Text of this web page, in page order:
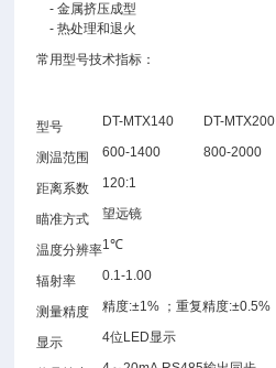
- 金属挤压成型
- 热处理和退火
常用型号技术指标：
型号 DT-MTX140 DT-MTX200
测温范围 600-1400 800-2000
距离系数 120:1
瞄准方式 望远镜
温度分辨率1℃
辐射率 0.1-1.00
测量精度 精度:±1% ；重复精度:±0.5%
显示 4位LED显示